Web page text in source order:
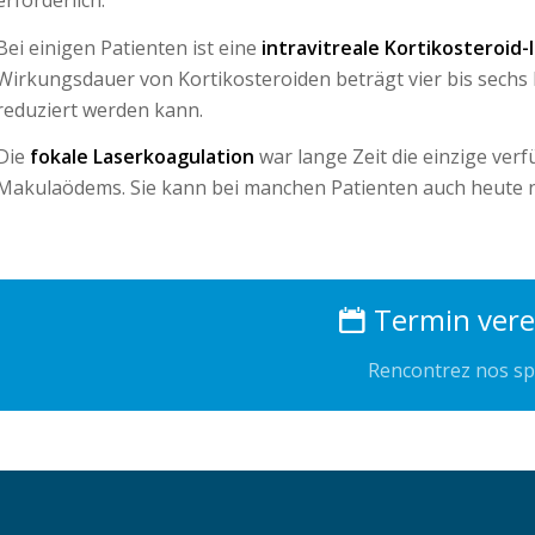
einigen Patienten ist eine intravitreale
von Kortikosteroiden beträgt vier bis
werden kann.
fokale Laserkoagulation war lange Zeit die einzige
Sie kann bei manchen Patienten auch heute
Termin
Rencontrez nos